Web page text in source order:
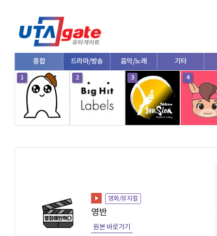
종합 드라마/방송 음악/노래 기타
1 2 3 4
영화/뮤지컬
영반
원본 바로가기